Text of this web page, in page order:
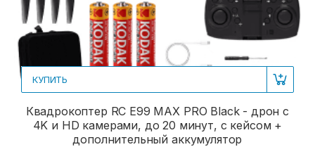
КУПИТЬ
Квадрокоптер RC E99 MAX PRO Black - дрон с
4K и HD камерами, до 20 минут, с кейсом +
дополнительный аккумулятор